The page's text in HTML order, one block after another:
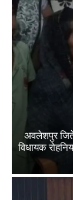
अवलेशपुर
विधायक